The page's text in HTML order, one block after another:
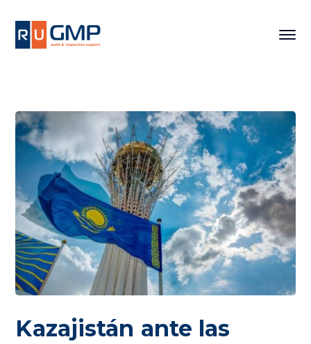
Kazajistán ante las